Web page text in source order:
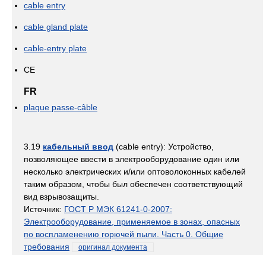
cable entry
cable gland plate
cable-entry plate
CE
FR
plaque passe-câble
3.19 кабельный ввод (cable entry): Устройство,
позволяющее ввести в электрооборудование один или
несколько электрических и/или оптоволоконных кабелей
таким образом, чтобы был обеспечен соответствующий
вид взрывозащиты.
Источник: ГОСТ Р МЭК 61241-0-2007:
Электрооборудование, применяемое в зонах, опасных
по воспламенению горючей пыли. Часть 0. Общие
требования
оригинал документа